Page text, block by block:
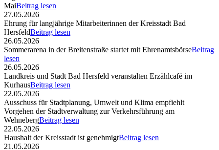
MaiBeitrag lesen
27.05.2026
Ehrung für langjährige Mitarbeiterinnen der Kreisstadt Bad
HersfeldBeitrag lesen
26.05.2026
Sommerarena in der Breitenstraße startet mit EhrenamtsbörseBeitrag
lesen
26.05.2026
Landkreis und Stadt Bad Hersfeld veranstalten Erzählcafé im
KurhausBeitrag lesen
22.05.2026
Ausschuss für Stadtplanung, Umwelt und Klima empfiehlt
Vorgehen der Stadtverwaltung zur Verkehrsführung am
WehnebergBeitrag lesen
22.05.2026
Haushalt der Kreisstadt ist genehmigtBeitrag lesen
21.05.2026